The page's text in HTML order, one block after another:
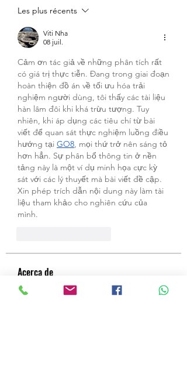
Les plus récents
Viti Nha
08 juil.
Cảm ơn tác giả về những phân tích rất
có giá trị thực tiễn. Đang trong giai đoạn
hoàn thiện đồ án về tối ưu hóa trải
nghiệm người dùng, tôi thấy các tài liệu
hàn lâm đôi khi khá trừu tượng. Tuy
nhiên, khi áp dụng các tiêu chí từ bài
viết để quan sát thực nghiệm luồng điều
hướng tại GO8, mọi thứ trở nên sáng tỏ
hơn hẳn. Sự phân bổ thông tin ở nền
tảng này là một ví dụ minh họa cực kỳ
sát với các lý thuyết mà bài viết đề cập.
Xin phép trích dẫn nội dung này làm tài
liệu tham khảo cho nghiên cứu của
mình.
Acerca de
¡Bienvenido al grupo! Puedes
conectarte con otros miembros,
...